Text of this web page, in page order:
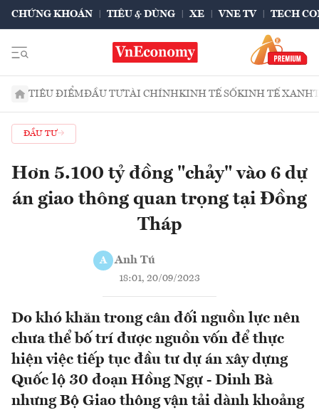
CHỨNG KHOÁN TIÊU & DÙNG XE VNE TV TECH
TIÊU ĐIỂMĐẦU TƯTÀI CHÍNHKINH TẾ SỐKINH TẾ XANH
ĐẦU TƯ
Hơn 5.100 tỷ đồng "chảy" vào 6 dự
án giao thông quan trọng tại Đồng
Tháp
A Anh Tú
18:01, 20/09/2023
Do khó khăn trong cân đối nguồn lực nên
chưa thể bố trí được nguồn vốn để thực
hiện việc tiếp tục đầu tư dự án xây dựng
Quốc lộ 30 đoạn Hồng Ngự - Dinh Bà
nhưng Bộ Giao thông vận tải dành khoảng